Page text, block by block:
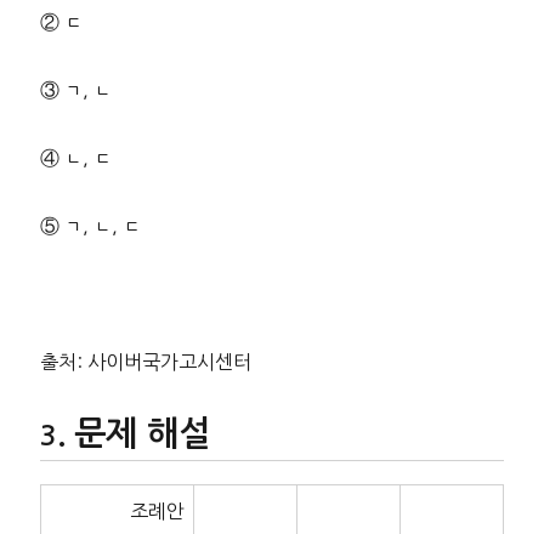
② ㄷ
③ ㄱ, ㄴ
④ ㄴ, ㄷ
⑤ ㄱ, ㄴ, ㄷ
출처: 사이버국가고시센터
문제 해설
조례안